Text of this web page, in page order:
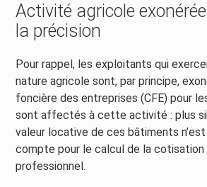
Activité agricole
la précision
Pour rappel, les exploitants qui
nature agricole sont, par principe,
foncière des entreprises (CFE) pour
sont affectés à cette activité : plus
valeur locative de ces bâtiments
compte pour le calcul de la cotisation
professionnel.